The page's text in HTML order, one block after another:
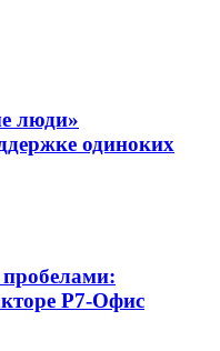
люди»
одиноких
Р7-Офис